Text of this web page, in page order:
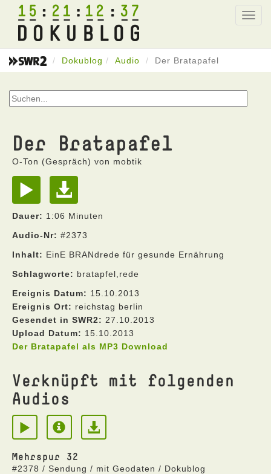
15 21 12 37
Dokublog Audio Der Bratapafel
Der Bratapafel
O-Ton (Gespräch) von mobtik
Dauer: 1:06 Minuten
Audio-Nr: #2373
Inhalt: EinE BRANdrede für gesunde Ernährung
Schlagworte: bratapfel,rede
Ereignis Datum: 15.10.2013
Ereignis Ort: reichstag berlin
Gesendet in SWR2: 27.10.2013
Upload Datum: 15.10.2013
Der Bratapafel als MP3 Download
Verknüpft mit folgenden
Audios
Mehrspur 32
#2378 / Sendung / mit Geodaten / Dokublog